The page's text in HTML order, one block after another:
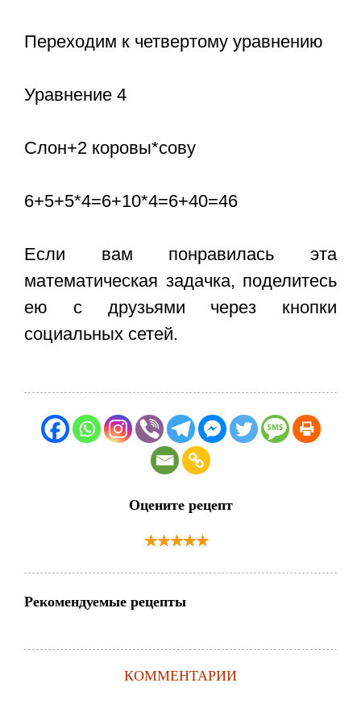
Переходим к четвертому уравнению
Уравнение 4
Слон+2 коровы*сову
6+5+5*4=6+10*4=6+40=46
Если вам понравилась эта
математическая задачка, поделитесь
ею с друзьями через кнопки
социальных сетей.
Оцените рецепт
Рекомендуемые рецепты
КОММЕНТАРИИ